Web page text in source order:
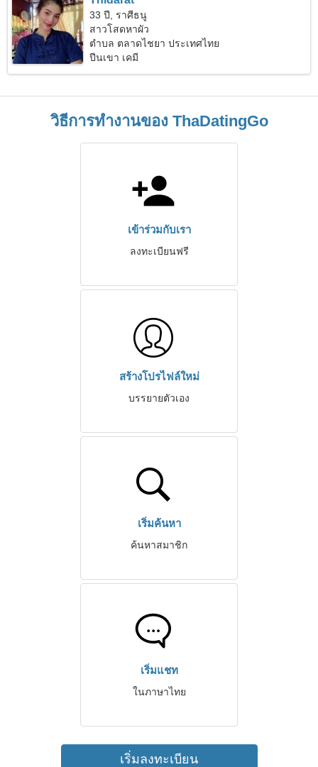
33 ปี, ราศีธนู
สาวโสดหาผัว
ตำบล ตลาดไชยา ประเทศไทย
ปีนเขา เคมี
วิธีการทำงานของ ThaDatingGo
เข้าร่วมกับเรา
ลงทะเบียนฟรี
สร้างโปรไฟล์ใหม่
บรรยายตัวเอง
เริ่มค้นหา
ค้นหาสมาชิก
เริ่มแชท
ในภาษาไทย
เริ่มลงทะเบียน